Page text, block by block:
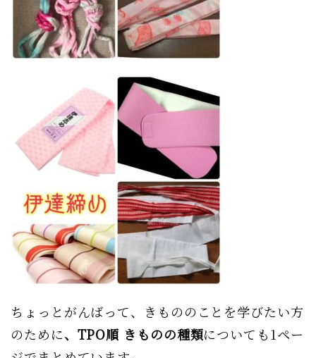
ちょっとがんばって、きもののことを学びたい方
のために、TPO順 きものの種類についても1ペー